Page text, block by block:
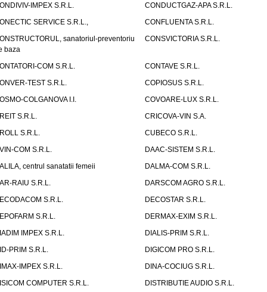
IMPEX S.R.L.
CONDUCTGAZ-APA S.R.L.
SERVICE S.R.L.,
CONFLUENTA S.R.L.
sanatoriul-preventoriu
baza
CONSVICTORIA S.R.L.
COM S.R.L.
CONTAVE S.R.L.
TEST S.R.L.
COPIOSUS S.R.L.
COLGANOVA I.I.
COVOARE-LUX S.R.L.
S.R.L.
CRICOVA-VIN S.A.
S.R.L.
CUBECO S.R.L.
COM S.R.L.
DAAC-SISTEM S.R.L.
centrul sanatatii femeii
DALMA-COM S.R.L.
RAIU S.R.L.
DARSCOM AGRO S.R.L.
S.R.L.
DECOSTAR S.R.L.
S.R.L.
DERMAX-EXIM S.R.L.
IMPEX S.R.L.
DIALIS-PRIM S.R.L.
PRIM S.R.L.
DIGICOM PRO S.R.L.
IMPEX S.R.L.
DINA-COCIUG S.R.L.
COMPUTER S.R.L.
DISTRIBUTIE AUDIO S.R.L.